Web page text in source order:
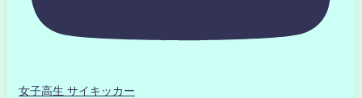
女子高生 サイキッカー